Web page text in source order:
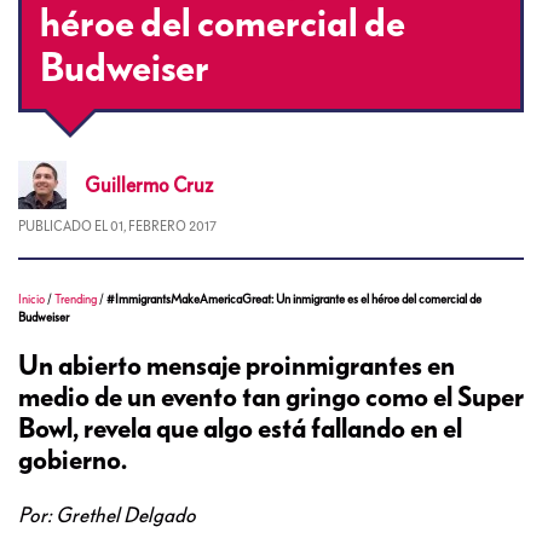
héroe del comercial de
Budweiser
Guillermo Cruz
PUBLICADO EL 01, FEBRERO 2017
Inicio /Trending /#ImmigrantsMakeAmericaGreat: Un inmigrante es el héroe del comercial de
Budweiser
Un abierto mensaje proinmigrantes en
medio de un evento tan gringo como el Super
Bowl, revela que algo está fallando en el
gobierno.
Por: Grethel Delgado